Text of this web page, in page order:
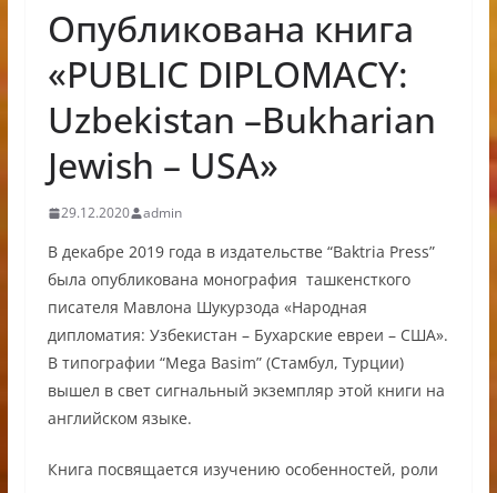
Опубликована книга
«PUBLIC DIPLOMACY:
Uzbekistan –Bukharian
Jewish – USA»
29.12.2020 admin
В декабре 2019 года в издательстве “Baktria Press”
была опубликована монография ташкенсткого
писателя Мавлона Шукурзода «Народная
дипломатия: Узбекистан – Бухарские евреи – США».
В типографии “Mega Basim” (Стамбул, Турции)
вышел в свет сигнальный экземпляр этой книги на
английском языке.
Книга посвящается изучению особенностей, роли